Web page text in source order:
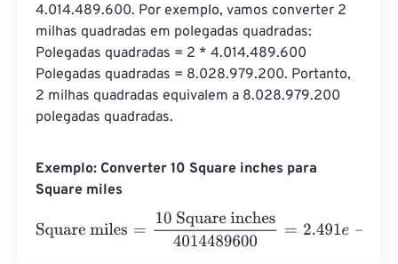
4.014.489.600. Por exemplo, vamos converter 2
milhas quadradas em polegadas quadradas:
Polegadas quadradas = 2 * 4.014.489.600
Polegadas quadradas = 8.028.979.200. Portanto,
2 milhas quadradas equivalem a 8.028.979.200
polegadas quadradas.
Exemplo: Converter 10 Square inches para
Square miles
Square miles
10 Square inches4014489600=2.491